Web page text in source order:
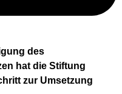
des
hat die Stiftung
zur Umsetzung